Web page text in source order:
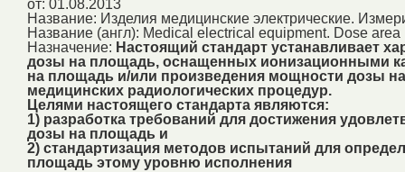
от: 01.08.2013
Название: Изделия медицинские электрические.
Название (англ): Medical electrical equipment. Dose area
Назначение: Настоящий стандарт устанавливает
дозы на площадь, оснащенных ионизационными
на площадь и/или произведения мощности дозы
медицинских радиологических процедур.
Целями настоящего стандарта являются:
1) разработка требований для достижения
дозы на площадь и
2) стандартизация методов испытаний для
площадь этому уровню исполнения